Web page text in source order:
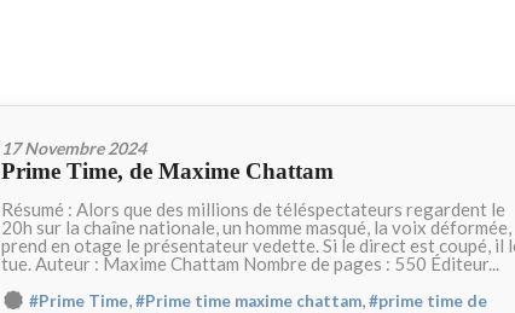
17 Novembre 2024
Prime Time, de Maxime Chattam
Résumé : Alors que des millions de téléspectateurs regardent le
20h sur la chaîne nationale, un homme masqué, la voix déformée,
prend en otage le présentateur vedette. Si le direct est coupé, il
tue. Auteur : Maxime Chattam Nombre de pages : 550 Éditeur...
#Prime Time,#Prime time maxime chattam,#prime time de